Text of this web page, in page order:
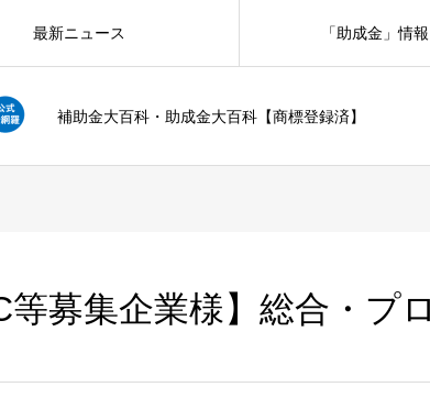
補助金大百科・助成金大百科【商標登録済】
最新ニュース 「助成金」情
等募集企業様】総合・プ